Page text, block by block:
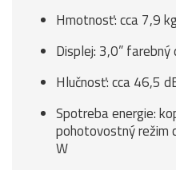
Hmotnosť: cca 7,9
Displej: 3,0” farebný
Hlučnosť: cca 46,5
Spotreba energie:
pohotovostný režim
W